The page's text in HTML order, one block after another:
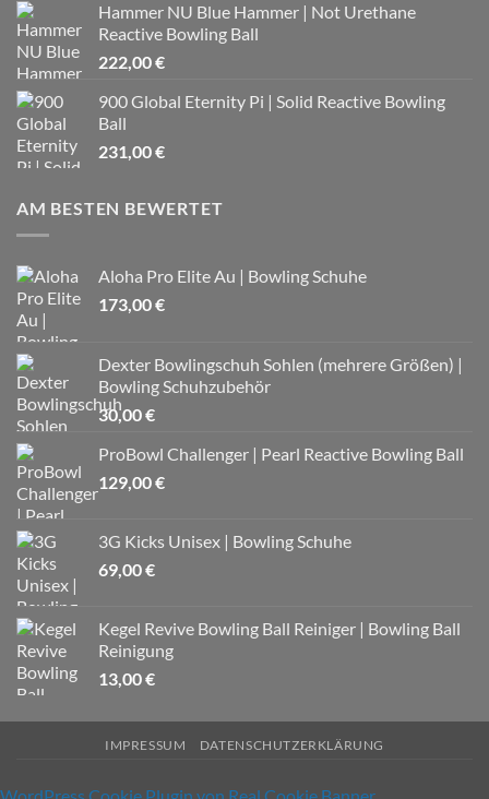
Hammer NU Blue Hammer | Not Urethane
Reactive Bowling Ball
222,00€
900 Global Eternity Pi | Solid Reactive Bowling
Ball
231,00€
AM BESTEN BEWERTET
Aloha Pro Elite Au | Bowling Schuhe
173,00€
Dexter Bowlingschuh Sohlen (mehrere Größen) |
Bowling Schuhzubehör
30,00€
ProBowl Challenger | Pearl Reactive Bowling Ball
129,00€
3G Kicks Unisex | Bowling Schuhe
69,00€
Kegel Revive Bowling Ball Reiniger | Bowling Ball
Reinigung
13,00€
IMPRESSUM DATENSCHUTZERKLÄRUNG